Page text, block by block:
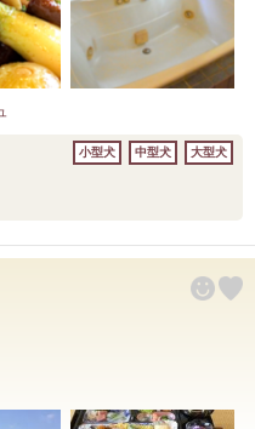
小型犬 中型犬 大型犬